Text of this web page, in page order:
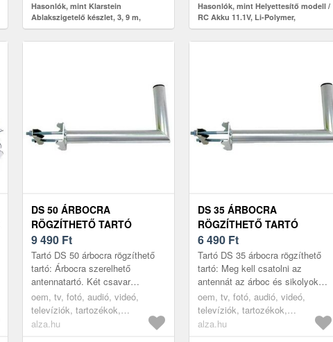
Hasonlók, mint Klarstein
Ablakszigetelő készlet, 3, 9 m,
cipzárral rögzíthető, rögzítő szalag,
fehér
Hasonlók, mint Helyettesítő modell /
RC Akku 11.1V, Li-Polymer,
5200mAh, XT60 csatlakozó, 145mm x
50mm x 28mm
DS 50 ÁRBOCRA
RÖGZÍTHETŐ TARTÓ
9 490 Ft
Tartó DS 50 árbocra rögzíthető
tartó: Árbocra szerelhető
antennatartó. Két csavar
segítségével rögzíthető, felszínét
galvanizált cinkkel kezelték. ...
oem, tv, fotó, audió, videó,
televíziók, tartozékok,
műholdvevők és antennák, tv
alza.hu
DS 35 ÁRBOCRA
RÖGZÍTHETŐ TARTÓ
6 490 Ft
Tartó DS 35 árbocra rögzíthető
tartó: Meg kell csatolni az
antennát az árboc és sikolyok
tudja? Aztán van egy nagyon
egyszerű és olcsó megoldás.
Va...
oem, tv, fotó, audió, videó,
televíziók, tartozékok,
műholdvevők és antennák, tv
alza.hu